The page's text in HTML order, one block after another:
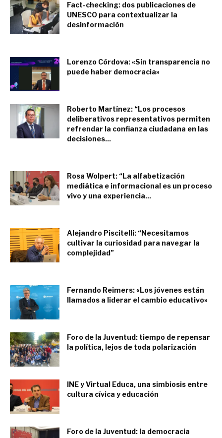
Fact-checking: dos publicaciones de
UNESCO para contextualizar la
desinformación
Lorenzo Córdova: «Sin transparencia no
puede haber democracia»
Roberto Martínez: “Los procesos
deliberativos representativos permiten
refrendar la confianza ciudadana en las
decisiones...
Rosa Wolpert: “La alfabetización
mediática e informacional es un proceso
vivo y una experiencia...
Alejandro Piscitelli: “Necesitamos
cultivar la curiosidad para navegar la
complejidad”
Fernando Reimers: «Los jóvenes están
llamados a liderar el cambio educativo»
Foro de la Juventud: tiempo de repensar
la política, lejos de toda polarización
INE y Virtual Educa, una simbiosis entre
cultura cívica y educación
Foro de la Juventud: la democracia